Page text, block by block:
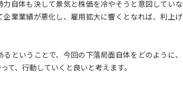
自体も決して景気と株価を冷やそうと意図していな
業業績が悪化し、雇用拡大に響くとなれば、利上げ
ということで、今回の下落局面自体をどのように、
て、行動していくと良いと考えます。